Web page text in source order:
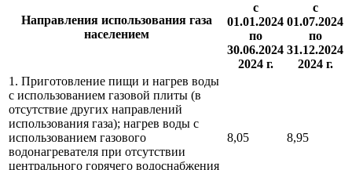
Направления использования газа
населением
с
01.01.2024
по
30.06.2024
2024 г.
с
01.07.2024
по
31.12.2024
2024 г.
1. Приготовление пищи и нагрев воды
с использованием газовой плиты (в
отсутствие других направлений
использования газа); нагрев воды с
использованием газового
водонагревателя при отсутствии
центрального горячего водоснабжения
8,05 8,95